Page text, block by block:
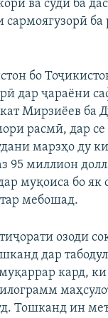
ва суди ба
сармоягузорӣ
бо
дар ҷараёни
Мирзиёев ба
расмӣ, дар се
марзҳо ду
95 миллион
муқоиса бо як
мебошад.
озоди
дар
кард,
Тошканд ин